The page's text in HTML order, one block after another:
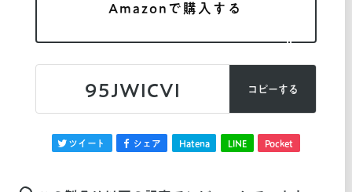
Amazonで購入する
95JWICVI コピーする
ツイート シェア Hatena LINE Pocket